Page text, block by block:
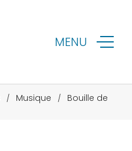
MENU
/ Musique / Bouille de